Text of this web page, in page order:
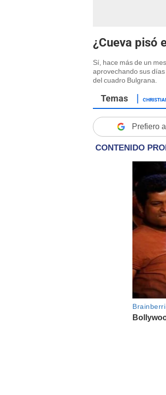
¿Cueva pisó
Sí, hace más de un
aprovechando sus
del cuadro Bulgrana.
Prefiero